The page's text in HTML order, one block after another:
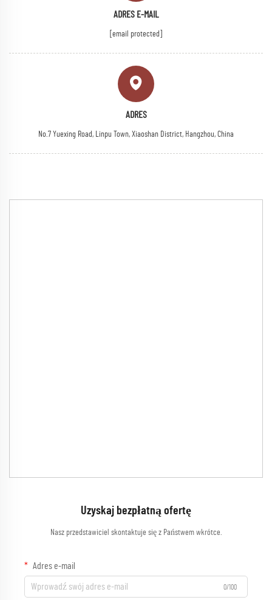
ADRES E-MAIL
[email protected]
ADRES
No.7 Yuexing Road, Linpu Town, Xiaoshan District, Hangzhou, China
Uzyskaj bezpłatną ofertę
Nasz przedstawiciel skontaktuje się z Państwem wkrótce.
Adres e-mail
0/100